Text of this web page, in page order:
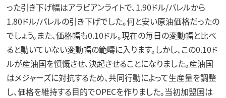
った引き下げ幅はアラビアンライトで、1.90ドル/バレルから
1.80ドル/バレルの引き下げでした。何と安い原油価格だったの
でしょう。また、価格幅も0.10ドル。現在の毎日の変動幅と比べ
ると動いていない変動幅の範疇に入ります。しかし、この0.10ド
ルが産油国を憤慨させ、決起させることになりました。産油国
はメジャーズに対抗するため、共同行動によって生産量を調整
し、価格を維持する目的でOPECを作りました。当初加盟国は